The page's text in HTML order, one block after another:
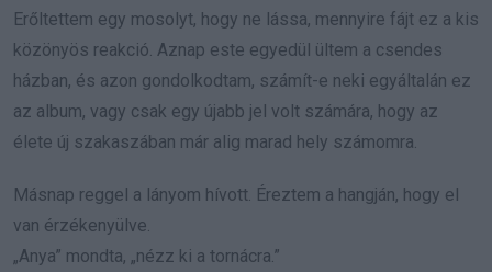
Erőltettem egy mosolyt, hogy ne lássa, mennyire fájt ez a kis
közönyös reakció. Aznap este egyedül ültem a csendes
házban, és azon gondolkodtam, számít-e neki egyáltalán ez
az album, vagy csak egy újabb jel volt számára, hogy az
élete új szakaszában már alig marad hely számomra.
Másnap reggel a lányom hívott. Éreztem a hangján, hogy el
van érzékenyülve.
„Anya” mondta, „nézz ki a tornácra.”